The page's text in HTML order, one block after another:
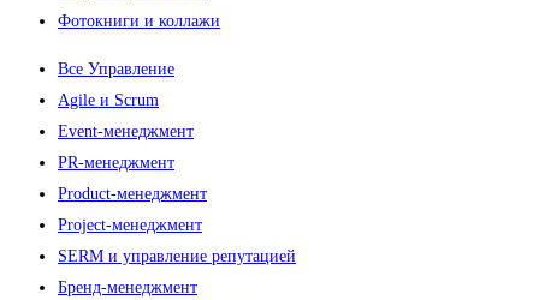
Фотокниги и коллажи
Все Управление
Agile и Scrum
Event-менеджмент
PR-менеджмент
Product-менеджмент
Project-менеджмент
SERM и управление репутацией
Бренд-менеджмент